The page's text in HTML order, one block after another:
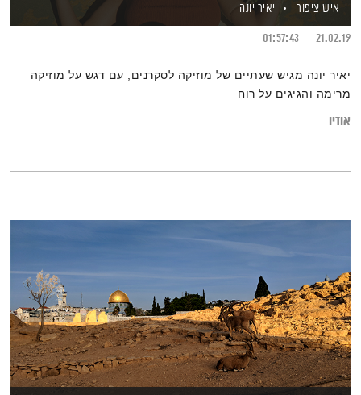
איש ציפור
יאיר יונה
21.02.19
01:57:43
יאיר יונה מגיש שעתיים של מוזיקה לסקרנים, עם דגש על מוזיקה
מרימה והגיגים על רוח
אודיו